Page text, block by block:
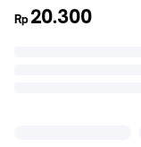
Rp 20.300